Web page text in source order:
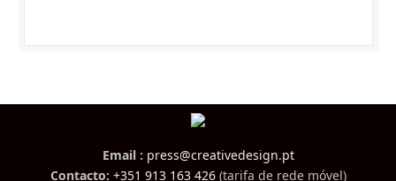
Email : press@creativedesign.pt
Contacto: +351 913 163 426(tarifa de rede móvel)